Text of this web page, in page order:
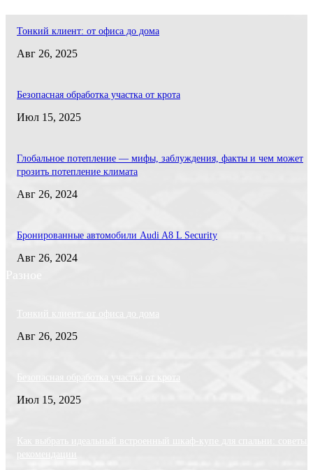
Тонкий клиент: от офиса до дома
Авг 26, 2025
Безопасная обработка участка от крота
Июл 15, 2025
Глобальное потепление — мифы, заблуждения, факты и чем может
грозить потепление климата
Авг 26, 2024
Бронированные автомобили Audi A8 L Security
Авг 26, 2024
Разное
Тонкий клиент: от офиса до дома
Авг 26, 2025
Безопасная обработка участка от крота
Июл 15, 2025
Как выбрать идеальный встроенный шкаф-купе для спальни: советы
рекомендации